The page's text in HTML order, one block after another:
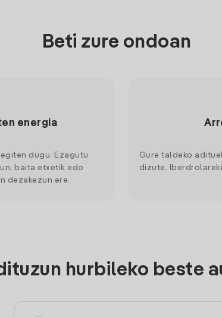
Beti zure ondoan
energia
dugu. Ezagutu
baita etxetik edo
dezakezun ere.
Gure taldeko
dizute.
hurbileko beste